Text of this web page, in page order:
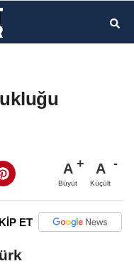
A
Büyüt
A
Küçült
ET